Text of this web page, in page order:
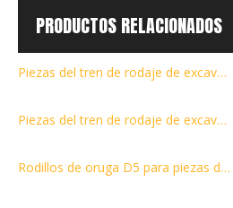
PRODUCTOS RELACIONADOS
Piezas del tren de rodaje de excavadora de rodillos de cadena R80
Piezas del tren de rodaje de excavadora con rodillos de cadena SVL75 95
Rodillos de oruga D5 para piezas de repuesto del tren de rodaje de bulldozer